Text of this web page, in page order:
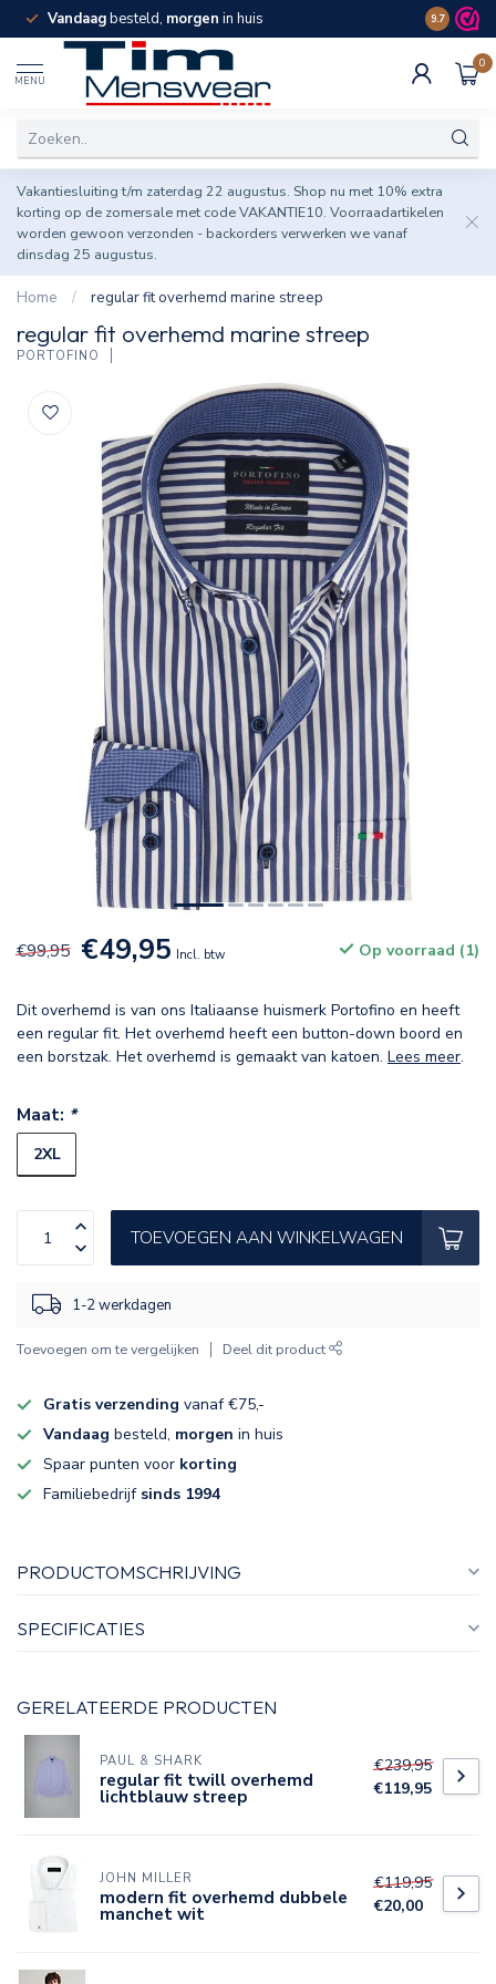
Vandaagbesteld, morgen in huis Spaar
9.7
MENU
0
Vakantiesluiting t/m zaterdag 22 augustus. Shop nu met 10% extra
korting op de zomersale met code VAKANTIE10. Voorraadartikelen
worden gewoon verzonden - backorders verwerken we vanaf
dinsdag 25 augustus.
Home / regular fit overhemd marine streep
regular fit overhemd marine streep
PORTOFINO
€99,95 €49,95 Incl. btw Op voorraad (1)
Dit overhemd is van ons Italiaanse huismerk Portofino en heeft
een regular fit. Het overhemd heeft een button-down boord en
een borstzak. Het overhemd is gemaakt van katoen. Lees meer.
Maat: *
2XL
TOEVOEGEN AAN WINKELWAGEN
1-2 werkdagen
Toevoegen om te vergelijken Deel dit product
Gratis verzending vanaf €75,-
Vandaag besteld, morgen in huis
Spaar punten voor korting
Familiebedrijf sinds 1994
PRODUCTOMSCHRIJVING
SPECIFICATIES
GERELATEERDE PRODUCTEN
PAUL & SHARK
regular fit twill overhemd
lichtblauw streep
€239,95
€119,95
JOHN MILLER
modern fit overhemd dubbele
manchet wit
€119,95
€20,00